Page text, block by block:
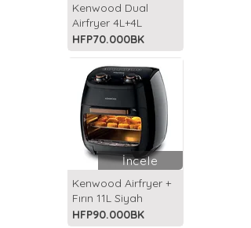
Kenwood Dual
Airfryer 4L+4L
HFP70.000BK
İncele
Kenwood Airfryer +
Fırın 11L Siyah
HFP90.000BK